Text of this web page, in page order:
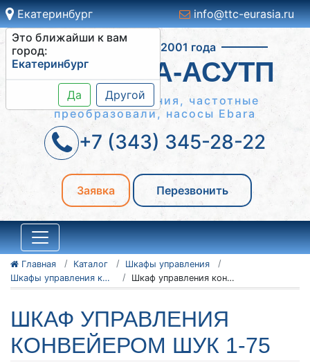
Екатеринбург
Это ближайши к вам
город:
Екатеринбург
Да Другой
info@ttc-eurasia.ru
Работаем с 2001 года
СИСТЕМА-АСУТП
Шкафы управления, частотные
преобразовали, насосы Ebara
+7 (343) 345-28-22
Заявка Перезвонить
Главная Каталог
Шкафы управления
Шкафы управления конвейерами
Шкаф управления конвейером ШУК 1-75
ШКАФ УПРАВЛЕНИЯ
КОНВЕЙЕРОМ ШУК 1-75